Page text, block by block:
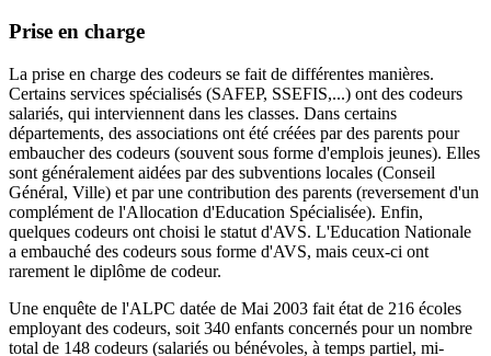
Prise en charge
La prise en charge des codeurs se fait de différentes manières.
Certains services spécialisés (SAFEP, SSEFIS,...) ont des codeurs
salariés, qui interviennent dans les classes. Dans certains
départements, des associations ont été créées par des parents pour
embaucher des codeurs (souvent sous forme d'emplois jeunes). Elles
sont généralement aidées par des subventions locales (Conseil
Général, Ville) et par une contribution des parents (reversement d'un
complément de l'Allocation d'Education Spécialisée). Enfin,
quelques codeurs ont choisi le statut d'AVS. L'Education Nationale
a embauché des codeurs sous forme d'AVS, mais ceux-ci ont
rarement le diplôme de codeur.
Une enquête de l'ALPC datée de Mai 2003 fait état de 216 écoles
employant des codeurs, soit 340 enfants concernés pour un nombre
total de 148 codeurs (salariés ou bénévoles, à temps partiel, mi-